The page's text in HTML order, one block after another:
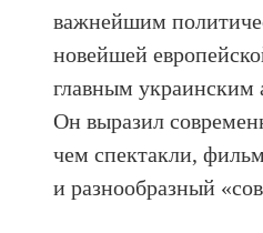
важнейшим
новейшей
главным украинским
Он выразил
чем спектакли,
и разнообразный